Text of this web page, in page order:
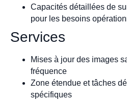
Capacités détaillées de
pour les besoins
Services
Mises à jour des images
fréquence
Zone étendue et tâches
spécifiques